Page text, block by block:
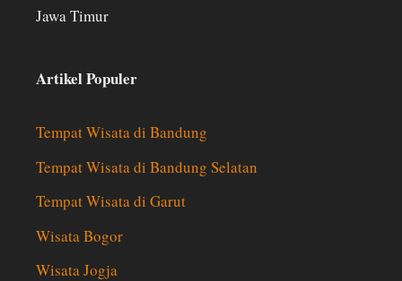
Jawa Timur
Artikel Populer
Tempat Wisata di Bandung
Tempat Wisata di Bandung Selatan
Tempat Wisata di Garut
Wisata Bogor
Wisata Jogja